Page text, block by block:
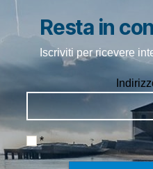
Resta in
Iscriviti per ricevere
*